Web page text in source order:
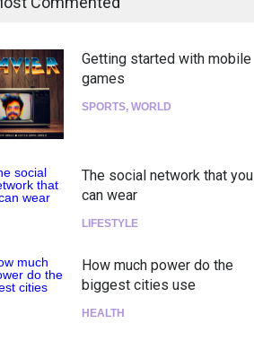
Getting started with mobile
games
SPORTS, WORLD
The social network that you
can wear
LIFESTYLE
How much power do the
biggest cities use
HEALTH